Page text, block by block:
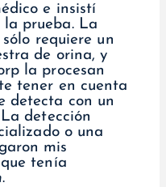
e insistí
prueba. La
requiere un
de orina, y
la procesan
tener en cuenta
detecta con un
detección
o una
mis
tenía
.